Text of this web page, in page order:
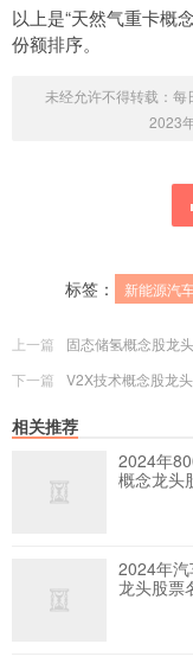
以上是“天然气重卡概
份额排序。
未经允许不得转载： 每
2023
标签： 新能源汽
上一篇
固态储氢概念股龙
下一篇
V2X技术概念股龙
相关推荐
2024年
概念龙头
2024年
龙头股票